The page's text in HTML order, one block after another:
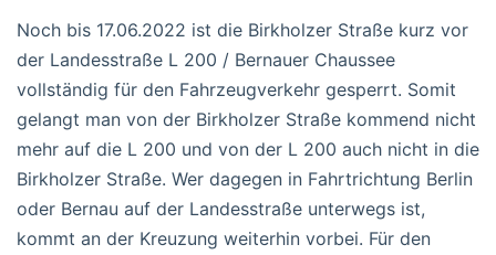
Noch bis 17.06.2022 ist die Birkholzer Straße kurz vor
der Landesstraße L 200 / Bernauer Chaussee
vollständig für den Fahrzeugverkehr gesperrt. Somit
gelangt man von der Birkholzer Straße kommend nicht
mehr auf die L 200 und von der L 200 auch nicht in die
Birkholzer Straße. Wer dagegen in Fahrtrichtung Berlin
oder Bernau auf der Landesstraße unterwegs ist,
kommt an der Kreuzung weiterhin vorbei. Für den